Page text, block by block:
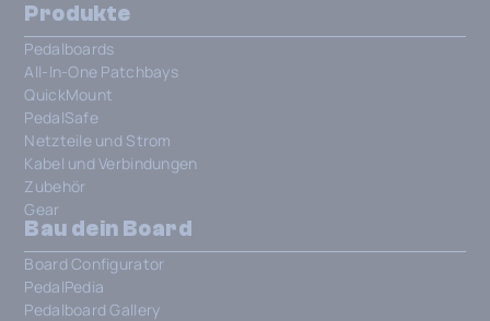
Produkte
Pedalboards
All-In-One Patchbays
QuickMount
PedalSafe
Netzteile und Strom
Kabel und Verbindungen
Zubehör
Gear
Bau dein Board
Board Configurator
PedalPedia
Pedalboard Gallery